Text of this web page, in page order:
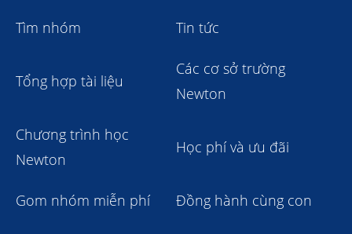
Tìm nhóm Tin tức
Tổng hợp tài liệu
Các cơ sở trường
Newton
Chương trình học
Newton
Học phí và ưu đãi
Gom nhóm miễn phí Đồng hành cùng con